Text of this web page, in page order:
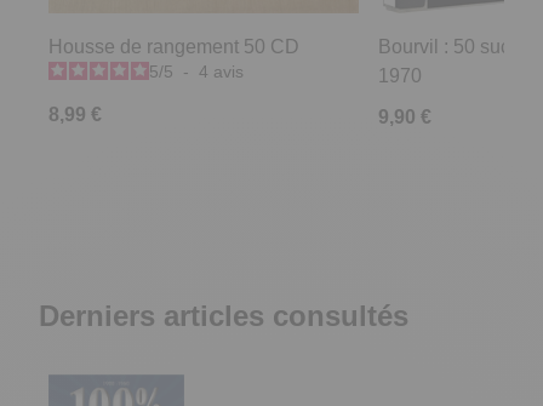
Housse de rangement 50 CD
5/5 - 4 avis
8,99 €
Bourvil : 50
1970
9,90 €
Derniers articles consultés